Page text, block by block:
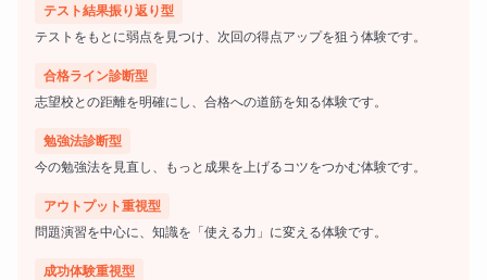
この講座では、そうした状態を一つずつ整理しながら、
授業で理解する → 宿題で定着する → 面談や日々のやり取
りで学習を整える
という流れで、受験理科を着実に前進させていきます。
この講座は、次のようなお子さまにおすすめです。
テスト結果振り返り型
テストをもとに弱点を見つけ、次回の得点アップを狙う体験です。
合格ライン診断型
志望校との距離を明確にし、合格への道筋を知る体験です。
勉強法診断型
今の勉強法を見直し、もっと成果を上げるコツをつかむ体験です。
アウトプット重視型
問題演習を中心に、知識を「使える力」に変える体験です。
成功体験重視型